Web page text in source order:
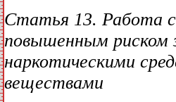
Статья 13. Работа
повышенным риском
наркотическими
веществами